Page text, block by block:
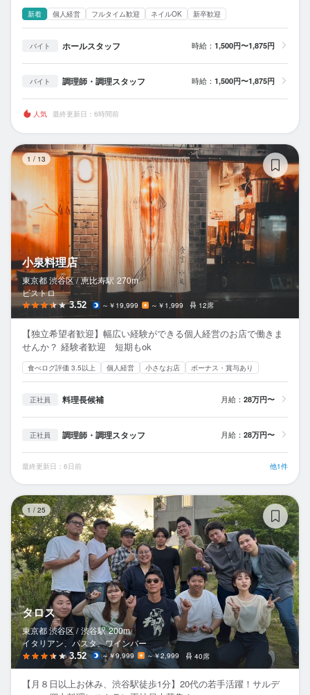
新着 個人経営 フルタイム歓迎 ネイルOK 新卒歓迎
バイト ホールスタッフ 時給： 1,500円〜1,875円
バイト 調理師・調理スタッフ 時給： 1,500円〜1,875円
人気 最終更新日：6時間前
1 / 13
小泉料理店
東京都 渋谷区 / 恵比寿駅 270m
ビストロ
3.52 ～￥19,999 ～￥1,999 12席
【独立希望者歓迎】幅広い経験ができる個人経営のお店で働きま
せんか？ 経験者歓迎 短期もok
食べログ評価 3.5以上 個人経営 小さなお店 ボーナス・賞与あり
正社員 料理長候補 月給： 28万円〜
正社員 調理師・調理スタッフ 月給： 28万円〜
最終更新日：6日前 他1件
1 / 25
タロス
東京都 渋谷区 / 渋谷駅 200m
イタリアン、パスタ、ワインバー
3.52 ～￥9,999 ～￥2,999 40席
【月８日以上お休み、渋谷駅徒歩1分】20代の若手活躍！サルデ